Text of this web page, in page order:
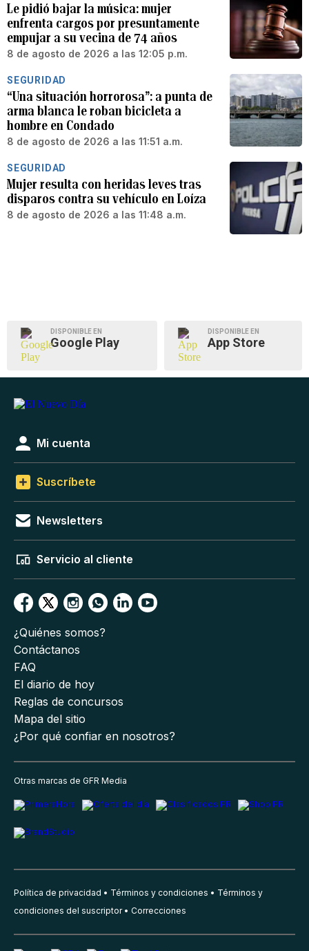
Le pidió bajar la música: mujer
enfrenta cargos por presuntamente
empujar a su vecina de 74 años
8 de agosto de 2026 a las 12:05 p.m.
SEGURIDAD
“Una situación horrorosa”: a punta de
arma blanca le roban bicicleta a
hombre en Condado
8 de agosto de 2026 a las 11:51 a.m.
SEGURIDAD
Mujer resulta con heridas leves tras
disparos contra su vehículo en Loíza
8 de agosto de 2026 a las 11:48 a.m.
DISPONIBLE EN
Google Play
DISPONIBLE EN
App Store
Mi cuenta
Suscríbete
Newsletters
Servicio al cliente
¿Quiénes somos?
Contáctanos
FAQ
El diario de hoy
Reglas de concursos
Mapa del sitio
¿Por qué confiar en nosotros?
Otras marcas de GFR Media
Política de privacidad Términos y condiciones
Términos y
condiciones del suscriptor
Correcciones